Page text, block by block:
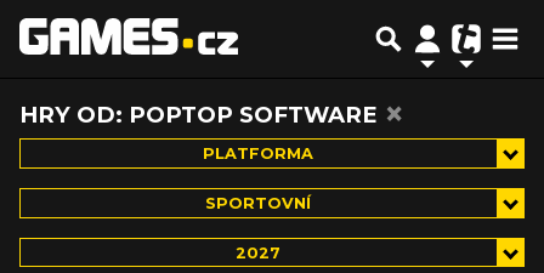
HRY OD: POPTOP SOFTWARE ×
PLATFORMA
SPORTOVNÍ
2027